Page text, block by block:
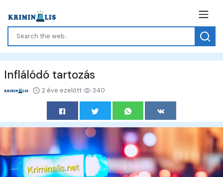
Inflálódó tartozás
2 éve ezelőtt 340